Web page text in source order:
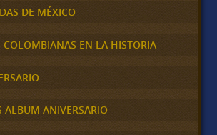
DE MÉXICO
COLOMBIANAS EN LA HISTORIA
ALBUM ANIVERSARIO